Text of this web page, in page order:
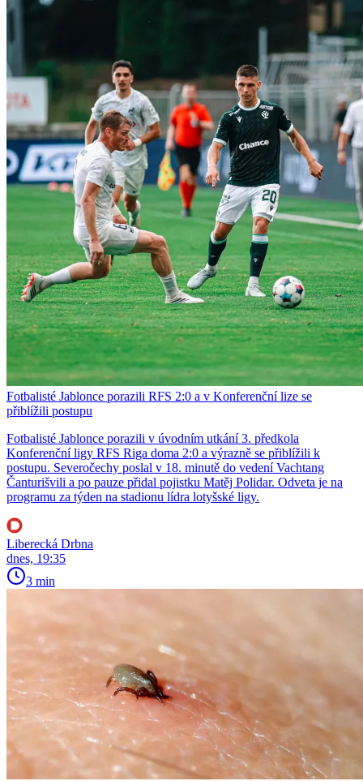
Fotbalisté Jablonce porazili RFS 2:0 a v Konferenční lize se
přiblížili postupu
Fotbalisté Jablonce porazili v úvodním utkání 3. předkola
Konferenční ligy RFS Riga doma 2:0 a výrazně se přiblížili k
postupu. Severočechy poslal v 18. minutě do vedení Vachtang
Čanturišvili a po pauze přidal pojistku Matěj Polidar. Odveta je na
programu za týden na stadionu lídra lotyšské ligy.
Liberecká Drbna
dnes, 19:35
3 min